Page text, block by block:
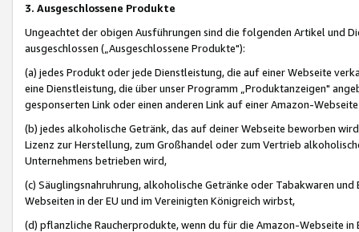
3. Ausgeschlossene Produkte
Ungeachtet der obigen Ausführungen sind die folgenden Artikel und
ausgeschlossen („Ausgeschlossene Produkte"):
(a) jedes Produkt oder jede Dienstleistung, die auf einer Webseite
eine Dienstleistung, die über unser Programm „Produktanzeigen"
gesponserten Link oder einen anderen Link auf einer Amazon-
(b) jedes alkoholische Getränk, das auf deiner Webseite beworben
Lizenz zur Herstellung, zum Großhandel oder zum Vertrieb
Unternehmens betrieben wird,
(c) Säuglingsnahruhrung, alkoholische Getränke oder Tabakwaren
Webseiten in der EU und im Vereinigten Königreich wirbst,
(d) pflanzliche Raucherprodukte, wenn du für die Amazon-Webseite in